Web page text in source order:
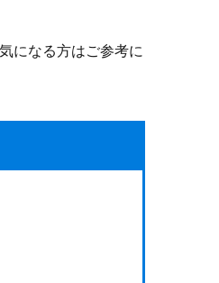
になる方はご参考に